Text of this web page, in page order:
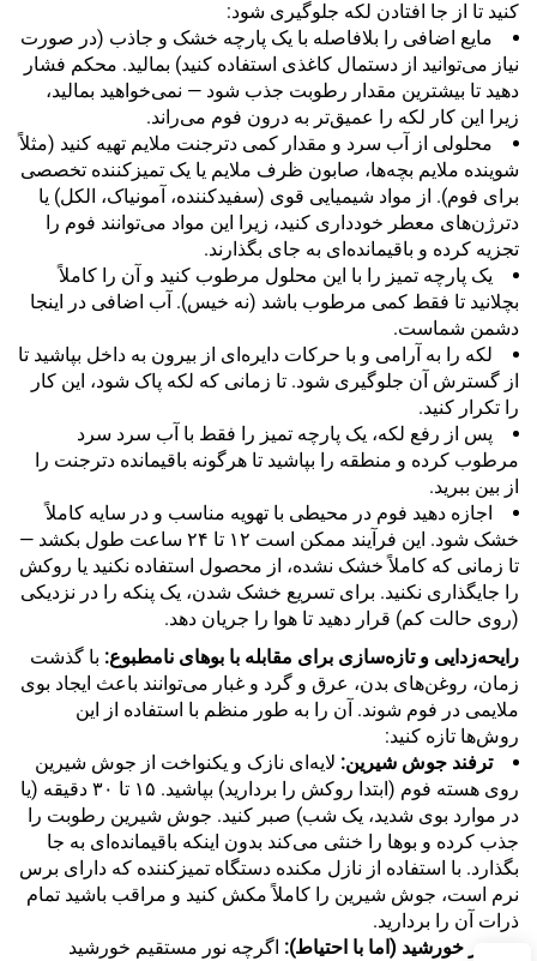
کنید تا از جا افتادن لکه جلوگیری شود:
مایع اضافی را بلافاصله با یک پارچه خشک و جاذب (در صورت
نیاز می‌توانید از دستمال کاغذی استفاده کنید) بمالید. محکم فشار
دهید تا بیشترین مقدار رطوبت جذب شود — نمی‌خواهید بمالید،
زیرا این کار لکه را عمیق‌تر به درون فوم می‌راند.
محلولی از آب سرد و مقدار کمی دترجنت ملایم تهیه کنید (مثلاً
شوینده ملایم بچه‌ها، صابون ظرف ملایم یا یک تمیزکننده تخصصی
برای فوم). از مواد شیمیایی قوی (سفیدکننده، آمونیاک، الکل) یا
دترژن‌های معطر خودداری کنید، زیرا این مواد می‌توانند فوم را
تجزیه کرده و باقیمانده‌ای به جای بگذارند.
یک پارچه تمیز را با این محلول مرطوب کنید و آن را کاملاً
بچلانید تا فقط کمی مرطوب باشد (نه خیس). آب اضافی در اینجا
دشمن شماست.
لکه را به آرامی و با حرکات دایره‌ای از بیرون به داخل بپاشید تا
از گسترش آن جلوگیری شود. تا زمانی که لکه پاک شود، این کار
را تکرار کنید.
پس از رفع لکه، یک پارچه تمیز را فقط با آب سرد سرد
مرطوب کرده و منطقه را بپاشید تا هرگونه باقیمانده دترجنت را
از بین ببرید.
اجازه دهید فوم در محیطی با تهویه مناسب و در سایه کاملاً
خشک شود. این فرآیند ممکن است ۱۲ تا ۲۴ ساعت طول بکشد —
تا زمانی که کاملاً خشک نشده، از محصول استفاده نکنید یا روکش
را جایگذاری نکنید. برای تسریع خشک شدن، یک پنکه را در نزدیکی
(روی حالت کم) قرار دهید تا هوا را جریان دهد.
رایحه‌زدایی و تازه‌سازی برای مقابله با بوهای نامطبوع: با گذشت
زمان، روغن‌های بدن، عرق و گرد و غبار می‌توانند باعث ایجاد بوی
ملایمی در فوم شوند. آن را به طور منظم با استفاده از این
روش‌ها تازه کنید:
ترفند جوش شیرین: لایه‌ای نازک و یکنواخت از جوش شیرین
روی هسته فوم (ابتدا روکش را بردارید) بپاشید. ۱۵ تا ۳۰ دقیقه (یا
در موارد بوی شدید، یک شب) صبر کنید. جوش شیرین رطوبت را
جذب کرده و بوها را خنثی می‌کند بدون اینکه باقیمانده‌ای به جا
بگذارد. با استفاده از نازل مکنده دستگاه تمیزکننده که دارای برس
نرم است، جوش شیرین را کاملاً مکش کنید و مراقب باشید تمام
ذرات آن را بردارید.
نور خورشید (اما با احتیاط): اگرچه نور مستقیم خورشید